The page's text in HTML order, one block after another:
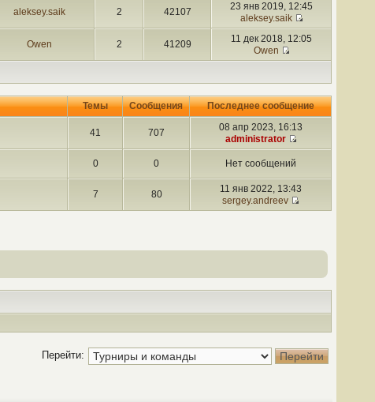
aleksey.saik 2 42107
23 янв 2019, 12:45
aleksey.saik
Owen 2 41209
11 дек 2018, 12:05
Owen
Темы Сообщения Последнее сообщение
41 707
08 апр 2023, 16:13
administrator
0 0 Нет сообщений
7 80
11 янв 2022, 13:43
sergey.andreev
Перейти: